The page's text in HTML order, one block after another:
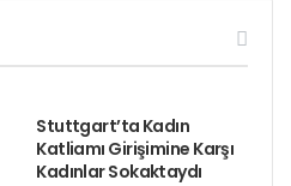
Stuttgart’ta Kadın
Katliamı Girişimine Karşı
Kadınlar Sokaktaydı